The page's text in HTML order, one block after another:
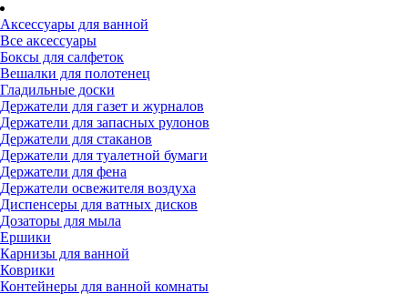
Аксессуары для ванной
Все аксессуары
Боксы для салфеток
Вешалки для полотенец
Гладильные доски
Держатели для газет и журналов
Держатели для запасных рулонов
Держатели для стаканов
Держатели для туалетной бумаги
Держатели для фена
Держатели освежителя воздуха
Диспенсеры для ватных дисков
Дозаторы для мыла
Ершики
Карнизы для ванной
Коврики
Контейнеры для ванной комнаты